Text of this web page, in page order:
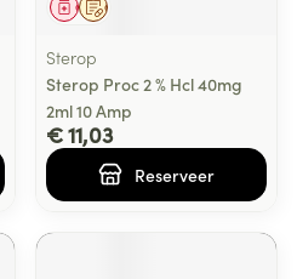
Op voorschrift
Geneesmiddel
Sterop
Sterop Proc 2 % Hcl 40mg
2ml 10 Amp
€ 11,03
Reserveer